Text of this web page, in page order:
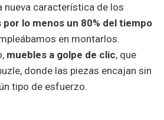
nueva característica de los
por lo menos un 80% del tiempo
en montarlos.
muebles a golpe de clic, que
donde las piezas encajan sin
tipo de esfuerzo.